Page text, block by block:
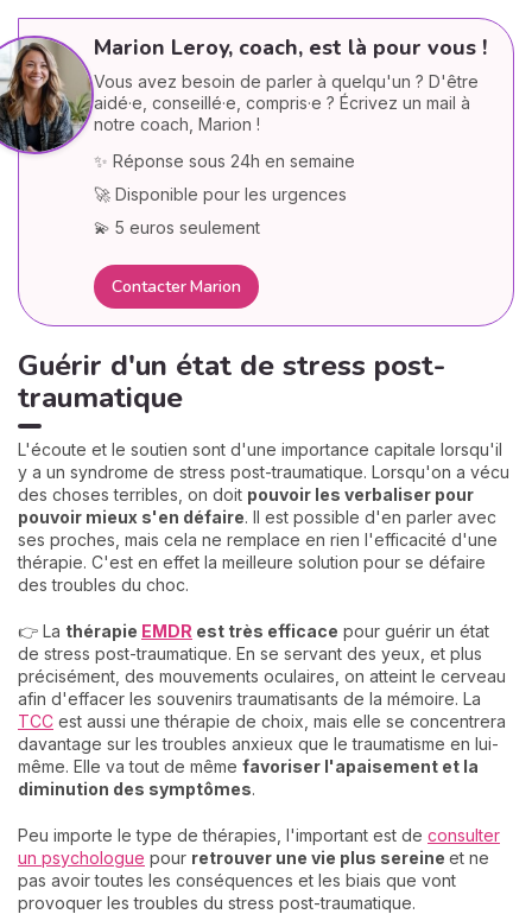
Marion Leroy, coach, est là pour vous !
Vous avez besoin de parler à quelqu'un ? D'être
aidé·e, conseillé·e, compris·e ? Écrivez un mail à
notre coach, Marion !
✨ Réponse sous 24h en semaine
🚀 Disponible pour les urgences
💫 5 euros seulement
Contacter Marion
Guérir d'un état de stress post-
traumatique
L'écoute et le soutien sont d'une importance capitale lorsqu'il
y a un syndrome de stress post-traumatique. Lorsqu'on a vécu
des choses terribles, on doit pouvoir les verbaliser pour
pouvoir mieux s'en défaire. Il est possible d'en parler avec
ses proches, mais cela ne remplace en rien l'efficacité d'une
thérapie. C'est en effet la meilleure solution pour se défaire
des troubles du choc.
👉 La thérapie EMDR est très efficace pour guérir un état
de stress post-traumatique. En se servant des yeux, et plus
précisément, des mouvements oculaires, on atteint le cerveau
afin d'effacer les souvenirs traumatisants de la mémoire. La
TCC est aussi une thérapie de choix, mais elle se concentrera
davantage sur les troubles anxieux que le traumatisme en lui-
même. Elle va tout de même favoriser l'apaisement et la
diminution des symptômes.
Peu importe le type de thérapies, l'important est de consulter
un psychologue pour retrouver une vie plus sereine et ne
pas avoir toutes les conséquences et les biais que vont
provoquer les troubles du stress post-traumatique.